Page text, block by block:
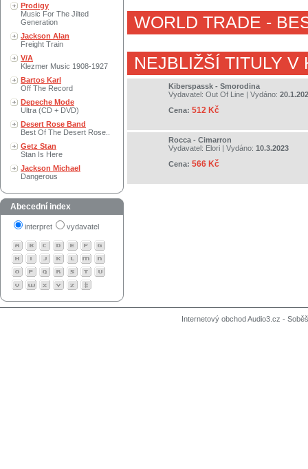
Prodigy
Music For The Jilted
Generation
Jackson Alan
Freight Train
V/A
Klezmer Music 1908-1927
Bartos Karl
Off The Record
Depeche Mode
Ultra (CD + DVD)
Desert Rose Band
Best Of The Desert Rose..
Getz Stan
Stan Is Here
Jackson Michael
Dangerous
Abecední index
interpret vydavatel
WORLD TRADE -
NEJBLIŽŠÍ TITULY V
Kiberspassk - Smorodina
Vydavatel: Out Of Line | Vydáno:
Cena: 512 Kč
Rocca - Cimarron
Vydavatel: Elori | Vydáno: 10.3.2023
Cena: 566 Kč
Internetový obchod Audio3.cz -